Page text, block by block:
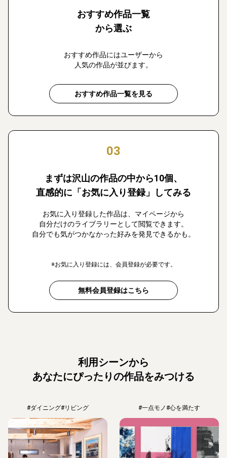
おすすめ作品一覧
から選ぶ
おすすめ作品にはユーザーから
人気の作品が並びます。
おすすめ作品一覧を見る
03
まずは沢山の作品の中から10個、
直感的に「お気に入り登録」してみる
お気に入り登録した作品は、マイページから
自分だけのライブラリーとして閲覧できます。
自分でも気がつかなかった好みを発見できるかも。
※お気に入り登録には、会員登録が必要です。
無料会員登録はこちら
利用シーンから
あなたにぴったりの作品をみつける
#ダイニング#リビング #一点モノ#心を満たす